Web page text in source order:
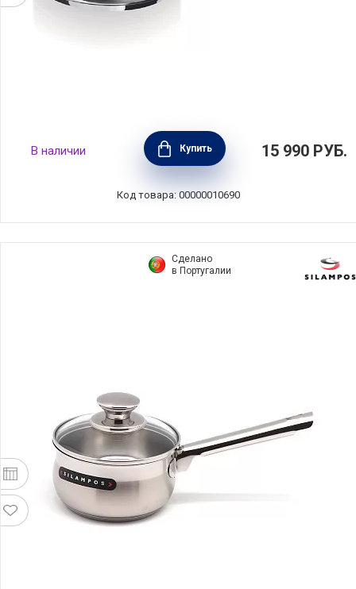
Ковш Chef 2,4 л диаметр 18 см,
нержавеющая сталь 18/10, BEKA, Бельгия,
12066184
В наличии Купить 15 990 РУБ.
Код товара: 00000010690
Сделано
в Португалии